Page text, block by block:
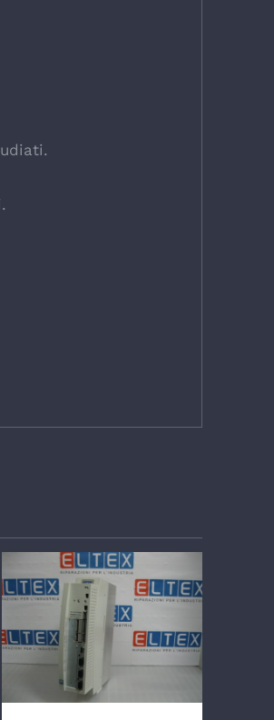
DETTAGLI